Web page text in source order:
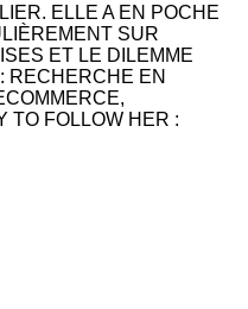
ELLE A EN POCHE
SUR
ET LE DILEMME
RECHERCHE EN
TO FOLLOW HER :